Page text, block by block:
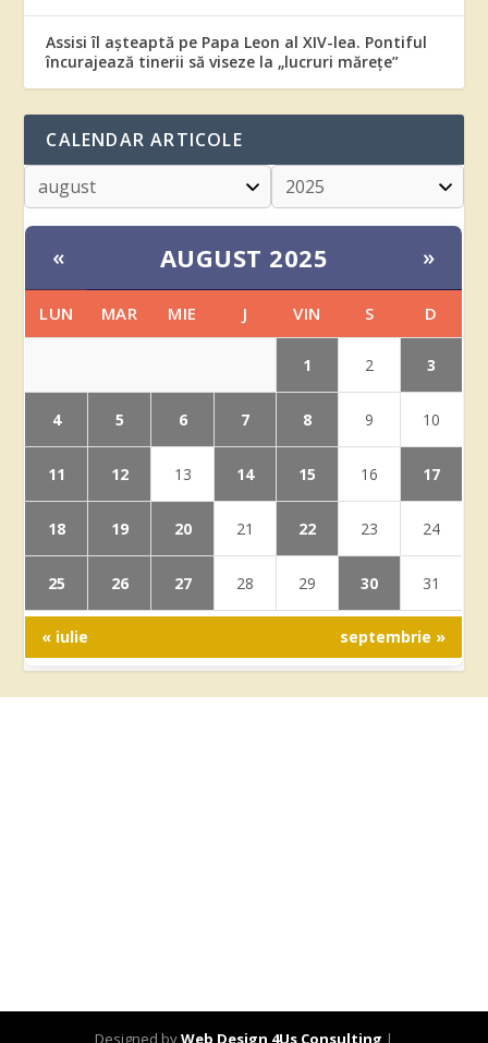
Assisi îl așteaptă pe Papa Leon al XIV-lea. Pontiful
încurajează tinerii să viseze la „lucruri mărețe”
CALENDAR ARTICOLE
« AUGUST 2025 »
LUN MAR MIE J VIN S D
1 2 3
4 5 6 7 8 9 10
11 12 13 14 15 16 17
18 19 20 21 22 23 24
25 26 27 28 29 30 31
« iulie septembrie »
Designed byWeb Design 4Us Consulting |